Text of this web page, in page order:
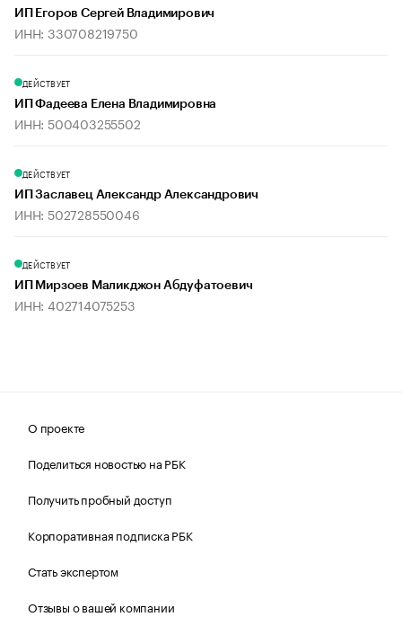
ИП Егоров Сергей Владимирович
ИНН: 330708219750
ДЕЙСТВУЕТ
ИП Фадеева Елена Владимировна
ИНН: 500403255502
ДЕЙСТВУЕТ
ИП Заславец Александр Александрович
ИНН: 502728550046
ДЕЙСТВУЕТ
ИП Мирзоев Маликджон Абдуфатоевич
ИНН: 402714075253
О проекте
Поделиться новостью на РБК
Получить пробный доступ
Корпоративная подписка РБК
Стать экспертом
Отзывы о вашей компании